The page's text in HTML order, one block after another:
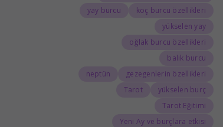
koç burcu özellikleri
yay burcu
yükselen yay
oğlak burcu özellikleri
balık burcu
gezegenlerin özellikleri
neptün
yükselen burç
Tarot
Tarot Eğitimi
Yeni Ay ve burçlara etkisi